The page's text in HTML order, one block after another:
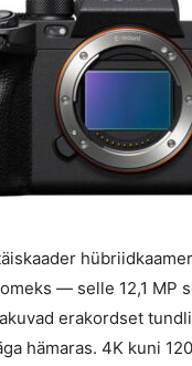
— selle 12,1 MP
erakordset
hämaras. 4K kuni